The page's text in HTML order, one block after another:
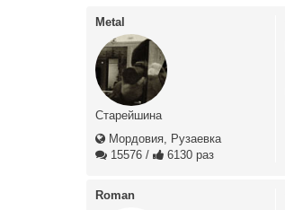
Metal
Старейшина
Мордовия, Рузаевка
15576 / 6130 раз
Roman